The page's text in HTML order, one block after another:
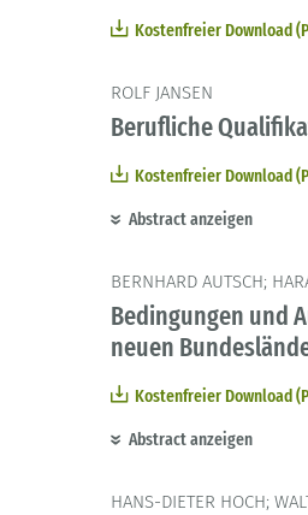
Kostenfreier Download
ROLF JANSEN
Berufliche
Kostenfreier Download
Abstract anzeigen
BERNHARD AUTSCH;
Bedingungen und
neuen
Kostenfreier Download
Abstract anzeigen
HANS-DIETER HOCH;